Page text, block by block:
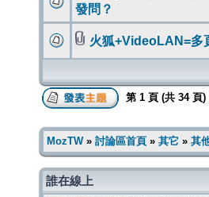
發問？
火狐+VideoLAN=多
第 1 頁 (共 34頁)
MozTW» 討論區首頁 » 其它 » 其
誰在線上